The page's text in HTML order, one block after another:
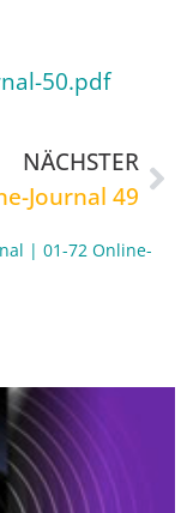
50.pdf
NÄCHSTER
Journal 49
| 01-72 Online-